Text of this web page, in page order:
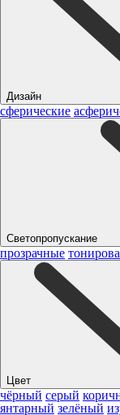
Дизайн
сферические
Светопропускание
прозрачные
Цвет
чёрный серый
янтарный зелёный